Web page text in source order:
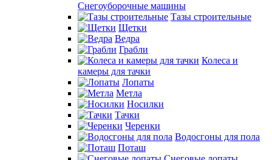
Снегоуборочные машины
Тазы строительные
Щетки
Ведра
Грабли
Колеса и
камеры для тачки
Лопаты
Метла
Носилки
Тачки
Черенки
Водосгоны для пола
Поташ